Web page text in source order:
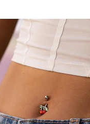
13 mm
19 mm